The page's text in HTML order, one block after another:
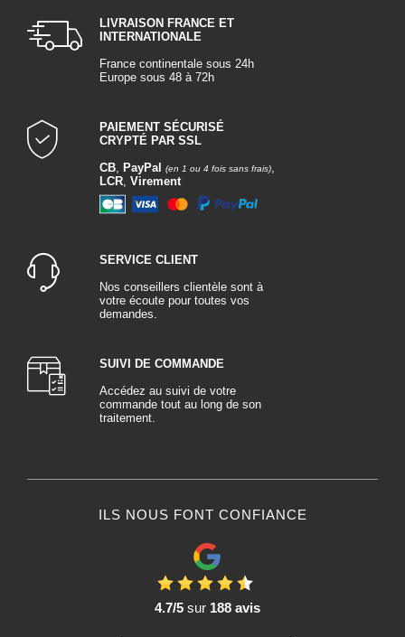
LIVRAISON FRANCE ET
INTERNATIONALE
France continentale sous 24h
Europe sous 48 à 72h
PAIEMENT SÉCURISÉ
CRYPTÉ PAR SSL
CB, PayPal (en 1 ou 4 fois sans frais),
LCR, Virement
SERVICE CLIENT
Nos conseillers clientèle sont à
votre écoute pour toutes vos
demandes.
SUIVI DE COMMANDE
Accédez au suivi de votre
commande tout au long de son
traitement.
ILS NOUS FONT CONFIANCE
4.7/5sur 188 avis